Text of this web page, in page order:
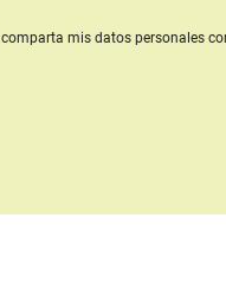
comparta mis datos personales